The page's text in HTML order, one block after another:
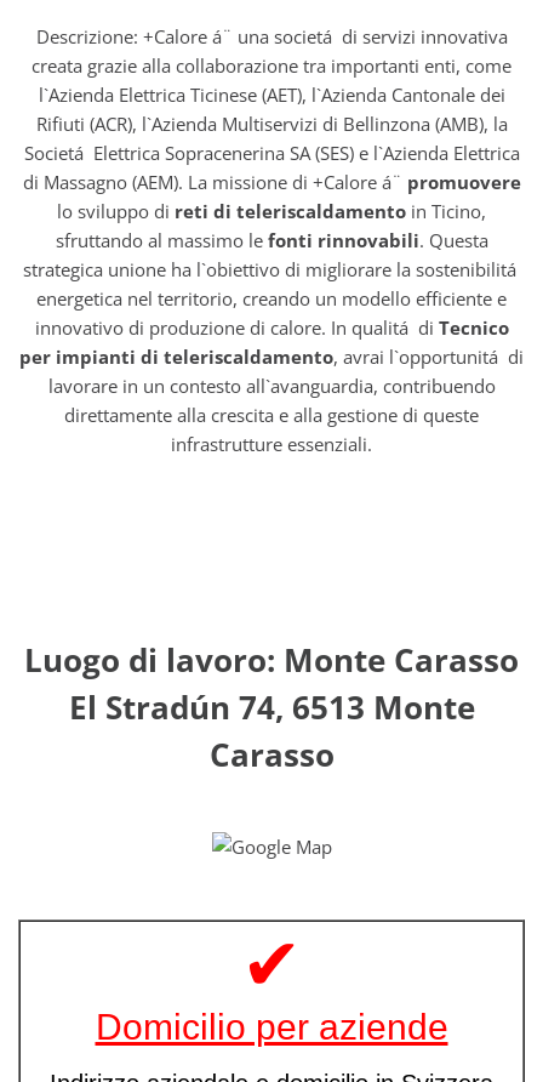
Descrizione: +Calore á¨ una societá di servizi innovativa
creata grazie alla collaborazione tra importanti enti, come
l`Azienda Elettrica Ticinese (AET), l`Azienda Cantonale dei
Rifiuti (ACR), l`Azienda Multiservizi di Bellinzona (AMB), la
Societá Elettrica Sopracenerina SA (SES) e l`Azienda Elettrica
di Massagno (AEM). La missione di +Calore á¨ promuovere
lo sviluppo di reti di teleriscaldamento in Ticino,
sfruttando al massimo le fonti rinnovabili. Questa
strategica unione ha l`obiettivo di migliorare la sostenibilitá
energetica nel territorio, creando un modello efficiente e
innovativo di produzione di calore. In qualitá di Tecnico
per impianti di teleriscaldamento, avrai l`opportunitá di
lavorare in un contesto all`avanguardia, contribuendo
direttamente alla crescita e alla gestione di queste
infrastrutture essenziali.
Luogo di lavoro: Monte Carasso
El Stradún 74, 6513 Monte
Carasso